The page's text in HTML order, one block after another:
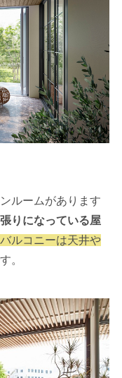
ルームがあります
りになっている屋
ルコニーは天井や
。